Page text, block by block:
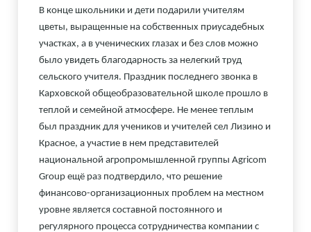
В конце школьники и дети подарили учителям
цветы, выращенные на собственных приусадебных
участках, а в ученических глазах и без слов можно
было увидеть благодарность за нелегкий труд
сельского учителя. Праздник последнего звонка в
Карховской общеобразовательной школе прошло в
теплой и семейной атмосфере. Не менее теплым
был праздник для учеников и учителей сел Лизино и
Красное, а участие в нем представителей
национальной агропромышленной группы Agricom
Group ещё раз подтвердило, что решение
финансово-организационных проблем на местном
уровне является составной постоянного и
регулярного процесса сотрудничества компании с